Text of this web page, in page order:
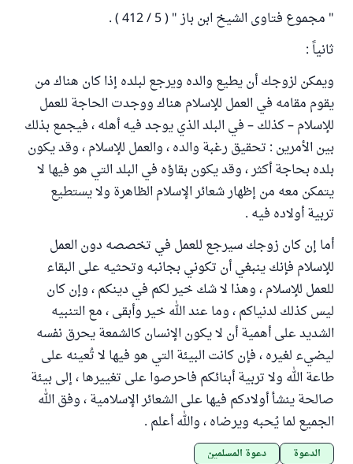
" مجموع فتاوى الشيخ ابن باز " ( 5 / 412 ) .
ثانياً :
ويمكن لزوجك أن يطيع والده ويرجع لبلده إذا كان هناك من
يقوم مقامه في العمل للإسلام هناك ووجدت الحاجة للعمل
للإسلام – كذلك – في البلد الذي يوجد فيه أهله ، فيجمع بذلك
بين الأمرين : تحقيق رغبة والده ، والعمل للإسلام ، وقد يكون
بلده بحاجة أكثر ، وقد يكون بقاؤه في البلد التي هو فيها لا
يتمكن معه من إظهار شعائر الإسلام الظاهرة ولا يستطيع
تربية أولاده فيه .
أما إن كان زوجك سيرجع للعمل في تخصصه دون العمل
للإسلام فإنك ينبغي أن تكوني بجانبه وتحثيه على البقاء
للعمل للإسلام ، وهذا لا شك خير لكم في دينكم ، وإن كان
ليس كذلك لدنياكم ، وما عند الله خير وأبقى ، مع التنبيه
الشديد على أهمية أن لا يكون الإنسان كالشمعة يحرق نفسه
ليضيء لغيره ، فإن كانت البيئة التي هو فيها لا تُعينه على
طاعة الله ولا تربية أبنائكم فاحرصوا على تغييرها ، إلى بيئة
صالحة ينشأ أولادكم فيها على الشعائر الإسلامية ، وفق الله
الجميع لما يُحبه ويرضاه ، والله أعلم .
الدعوة دعوة المسلمين